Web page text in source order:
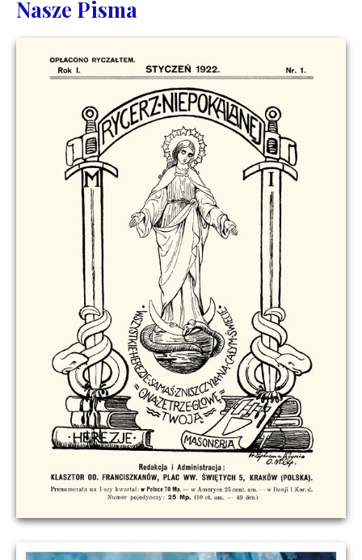
Nasze Pisma